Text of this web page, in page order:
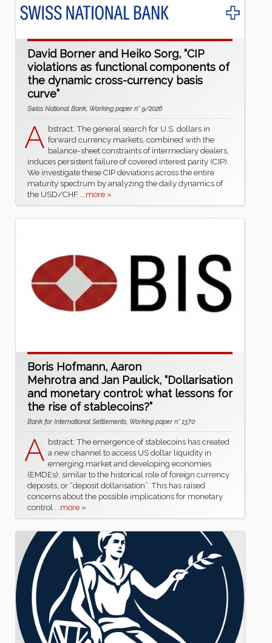
David Borner and Heiko Sorg, “CIP
violations as functional components of
the dynamic cross-currency basis
curve”
Swiss National Bank, Working paper n° 9/2026
A bstract: The general search for U.S. dollars in
forward currency markets, combined with the
balance-sheet constraints of intermediary dealers,
induces persistent failure of covered interest parity (CIP).
We investigate these CIP deviations across the entire
maturity spectrum by analyzing the daily dynamics of
the USD/CHF ...more »
Boris Hofmann, Aaron
Mehrotra and Jan Paulick, “Dollarisation
and monetary control: what lessons for
the rise of stablecoins?”
Bank for International Settlements, Working paper n° 1370
A bstract: The emergence of stablecoins has created
a new channel to access US dollar liquidity in
emerging market and developing economies
(EMDEs), similar to the historical role of foreign currency
deposits, or “deposit dollarisation”. This has raised
concerns about the possible implications for monetary
control ...more »